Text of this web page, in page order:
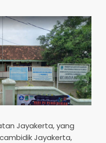
Jayakerta, yang
Jayakerta,